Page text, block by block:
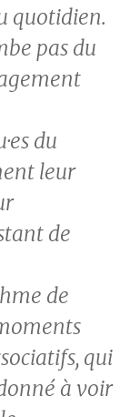
quotidien.
pas du
du
leur
de
de
qui
à voir